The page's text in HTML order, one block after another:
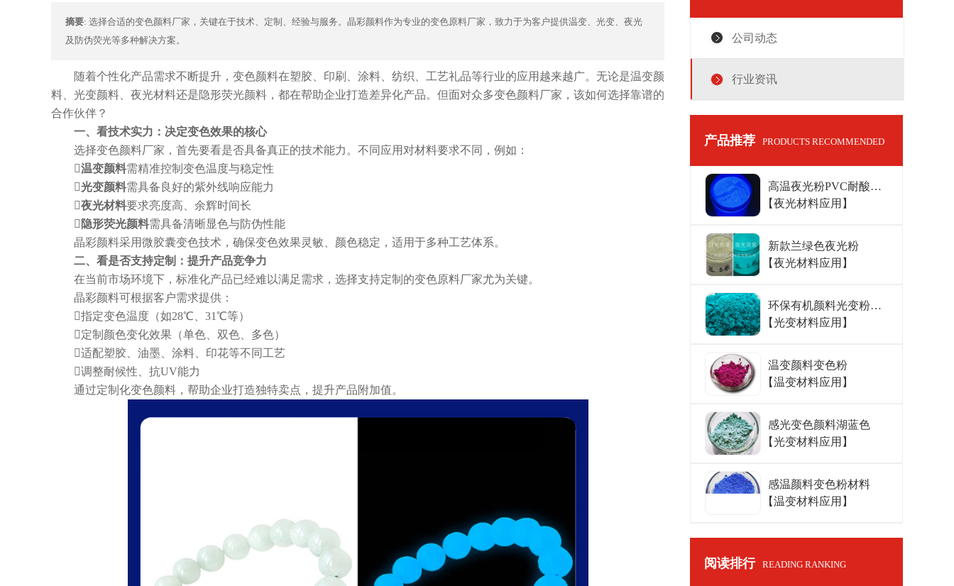
摘要: 选择合适的变色颜料厂家，关键在于技术、定制、经验与服务。晶彩颜料作为专业的变色原料厂家，致力于为客户提供温变、光变、夜光
及防伪荧光等多种解决方案。
随着个性化产品需求不断提升，变色颜料在塑胶、印刷、涂料、纺织、工艺礼品等行业的应用越来越广。无论是温变颜
料、光变颜料、夜光材料还是隐形荧光颜料，都在帮助企业打造差异化产品。但面对众多变色颜料厂家，该如何选择靠谱的
合作伙伴？
一、看技术实力：决定变色效果的核心
选择变色颜料厂家，首先要看是否具备真正的技术能力。不同应用对材料要求不同，例如：
温变颜料需精准控制变色温度与稳定性
光变颜料需具备良好的紫外线响应能力
夜光材料要求亮度高、余辉时间长
隐形荧光颜料需具备清晰显色与防伪性能
晶彩颜料采用微胶囊变色技术，确保变色效果灵敏、颜色稳定，适用于多种工艺体系。
二、看是否支持定制：提升产品竞争力
在当前市场环境下，标准化产品已经难以满足需求，选择支持定制的变色原料厂家尤为关键。
晶彩颜料可根据客户需求提供：
指定变色温度（如28℃、31℃等）
定制颜色变化效果（单色、双色、多色）
适配塑胶、油墨、涂料、印花等不同工艺
调整耐候性、抗UV能力
通过定制化变色颜料，帮助企业打造独特卖点，提升产品附加值。
公司动态
行业资讯
产品推荐 PRODUCTS RECOMMENDED
高温夜光粉PVC耐酸色
粉
【夜光材料应用】
新款兰绿色夜光粉
【夜光材料应用】
环保有机颜料光变粉海
蓝100g
【光变材料应用】
温变颜料变色粉
【温变材料应用】
感光变色颜料湖蓝色
【光变材料应用】
感温颜料变色粉材料
【温变材料应用】
阅读排行 READING RANKING